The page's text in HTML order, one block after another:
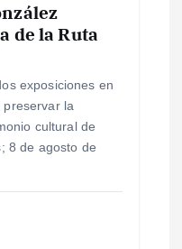
de la Ruta
exposiciones en
preservar la
cultural de
8 de agosto de